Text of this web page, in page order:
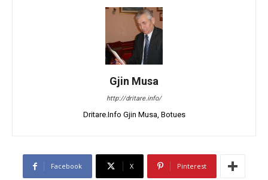
Gjin Musa
http://dritare.info/
Dritare.Info Gjin Musa, Botues
Facebook X Pinterest